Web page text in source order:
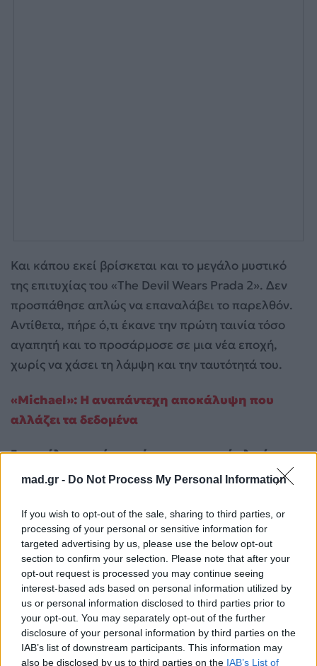
mad.gr - Do Not Process My Personal Information
If you wish to opt-out of the sale, sharing to third parties, or
processing of your personal or sensitive information for
targeted advertising by us, please use the below opt-out
section to confirm your selection. Please note that after your
opt-out request is processed you may continue seeing
interest-based ads based on personal information utilized by
us or personal information disclosed to third parties prior to
your opt-out. You may separately opt-out of the further
disclosure of your personal information by third parties on the
IAB’s list of downstream participants. This information may
also be disclosed by us to third parties on the IAB’s List of
Και κάπου εκεί βρίσκεται και το μεγάλο μυστικό
της επιτυχίας του «The Devil Wears Prada 2». Δεν
προσπάθησε απλώς να επαναλάβει το παρελθόν.
Αντίθετα, πήρε ό,τι έκανε την πρώτη ταινία τόσο
αγαπητή και το προσάρμοσε σε μια νέα εποχή,
χωρίς να χάσει τη λάμψη και την ταυτότητά του.
«Michael»: Η αναπάντεχη αποκάλυψη που
αλλάζει τα δεδομένα
Για σχόλια, μηνύματα ή φωτογραφικό υλικό
Facebook
, επικοινωνήστε μέσω
The Devil Wears Prada 2 ΤΑΙΝΙΑ
Ακολουθήστε το
Mad.gr στο Google
News
Ακολουθήστε το
Mad.gr στο MSN